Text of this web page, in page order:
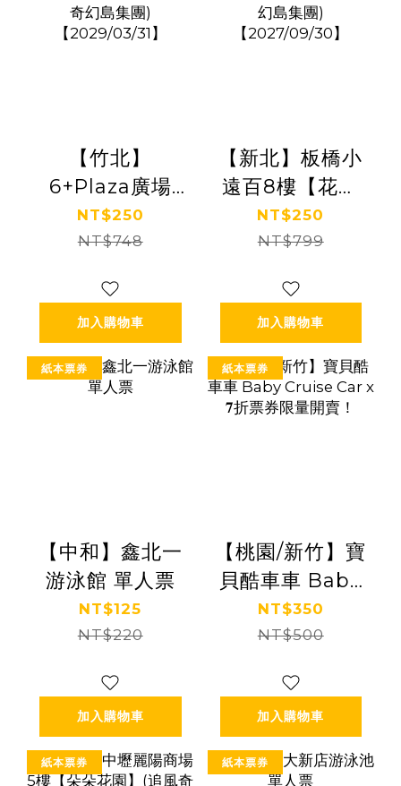
【竹北】
6+Plaza廣場
3F【叢林歷險
記】(追風奇幻島
【2029/03/31】
NT$250
NT$748
加入購物車
【新北】板橋小
遠百8樓【花語
森林】(追風奇幻
島集團)
NT$250
NT$799
加入購物車
紙本票券
【中和】鑫北一
游泳館 單人票
NT$125
NT$220
加入購物車
紙本票券
【桃園/新竹】寶
貝酷車車 Baby
Cruise Car x 𝟕
折票券限量開
NT$350
NT$500
加入購物車
紙本票券 紙本票券